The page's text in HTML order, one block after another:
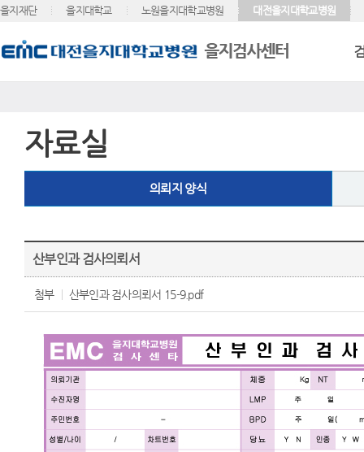
을지재단 을지대학교 노원을지대학교병원 대전을지대학교병원
자료실
의뢰지 양식
산부인과 검사의뢰서
첨부 산부인과 검사의뢰서 15-9.pdf